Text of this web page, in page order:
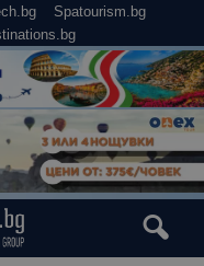
Spatourism.bg